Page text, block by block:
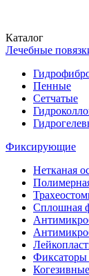
Каталог
Лечебные
Пенные
Сетчатые
Фиксирующие
Нетканая
Сплошная
Фиксаторы